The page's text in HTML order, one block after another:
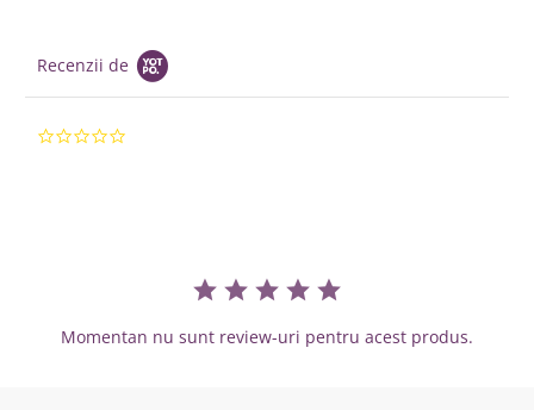
Recenzii de
Momentan nu sunt review-uri pentru acest produs.